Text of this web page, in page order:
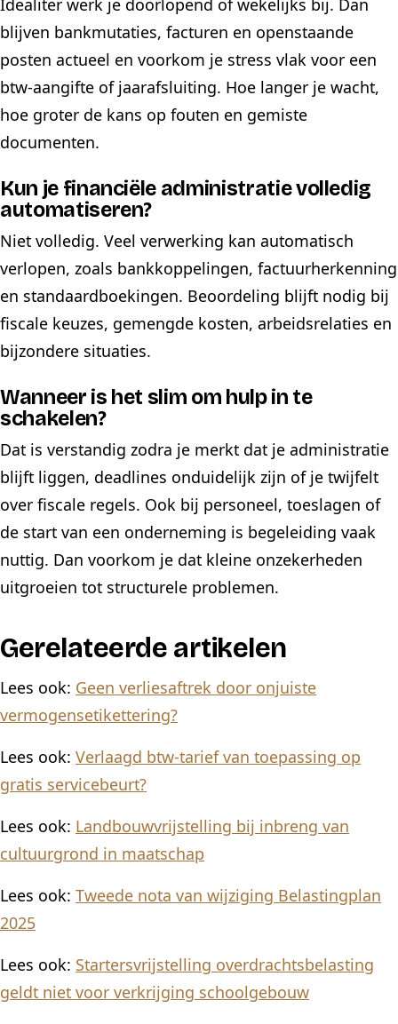
blijven bankmutaties, facturen en openstaande
posten actueel en voorkom je stress vlak voor een
btw-aangifte of jaarafsluiting. Hoe langer je wacht,
hoe groter de kans op fouten en gemiste
documenten.
Kun je financiële administratie volledig
automatiseren?
Niet volledig. Veel verwerking kan automatisch
verlopen, zoals bankkoppelingen, factuurherkenning
en standaardboekingen. Beoordeling blijft nodig bij
fiscale keuzes, gemengde kosten, arbeidsrelaties en
bijzondere situaties.
Wanneer is het slim om hulp in te
schakelen?
Dat is verstandig zodra je merkt dat je administratie
blijft liggen, deadlines onduidelijk zijn of je twijfelt
over fiscale regels. Ook bij personeel, toeslagen of
de start van een onderneming is begeleiding vaak
nuttig. Dan voorkom je dat kleine onzekerheden
uitgroeien tot structurele problemen.
Gerelateerde artikelen
Lees ook: Geen verliesaftrek door onjuiste
vermogensetikettering?
Lees ook: Verlaagd btw-tarief van toepassing op
gratis servicebeurt?
Lees ook: Landbouwvrijstelling bij inbreng van
cultuurgrond in maatschap
Lees ook: Tweede nota van wijziging Belastingplan
2025
Lees ook: Startersvrijstelling overdrachtsbelasting
geldt niet voor verkrijging schoolgebouw